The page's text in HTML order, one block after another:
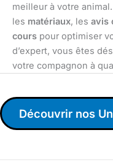
meilleur à votre
les matériaux, les avis
cours pour optimiser
d’expert, vous êtes
votre compagnon à
Découvrir nos